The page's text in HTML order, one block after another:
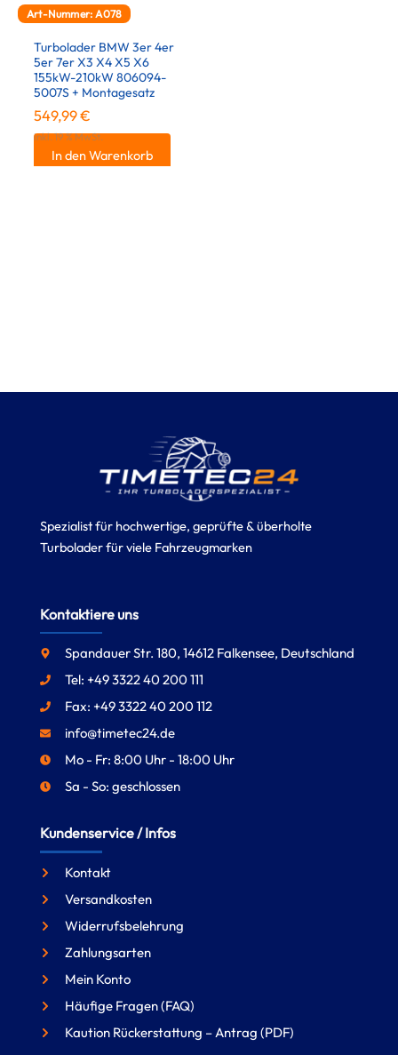
Art-Nummer: A078
Turbolader BMW 3er 4er
5er 7er X3 X4 X5 X6
155kW-210kW 806094-
5007S + Montagesatz
549,99€
inkl. 19 % MwSt.
In den Warenkorb
Spezialist für hochwertige, geprüfte & überholte
Turbolader für viele Fahrzeugmarken
Kontaktiere uns
Spandauer Str. 180, 14612 Falkensee, Deutschland
Tel: +49 3322 40 200 111
Fax: +49 3322 40 200 112
info@timetec24.de
Mo - Fr: 8:00 Uhr - 18:00 Uhr
Sa - So: geschlossen
Kundenservice / Infos
Kontakt
Versandkosten
Widerrufsbelehrung
Zahlungsarten
Mein Konto
Häufige Fragen (FAQ)
Kaution Rückerstattung – Antrag (PDF)